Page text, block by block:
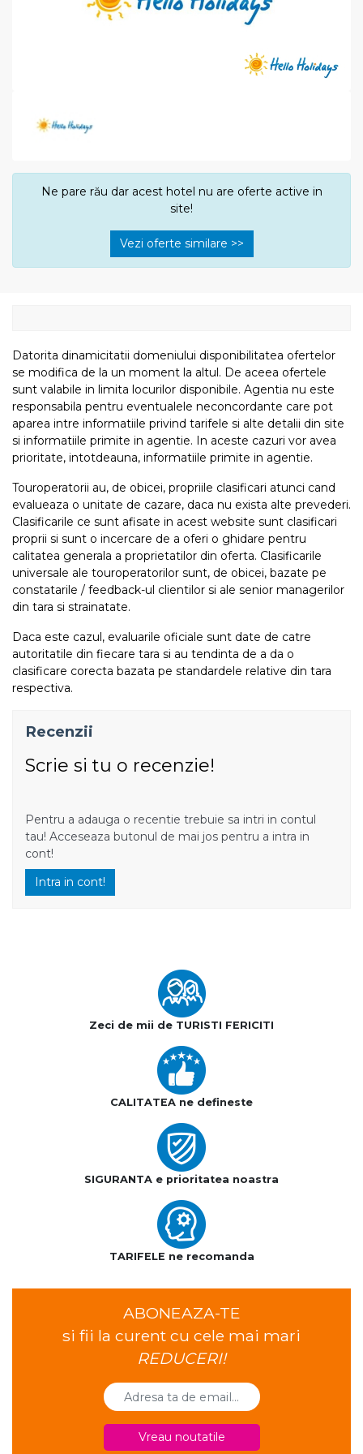
Ne pare rău dar acest hotel nu are oferte active in
site!
Vezi oferte similare >>
Datorita dinamicitatii domeniului disponibilitatea ofertelor
se modifica de la un moment la altul. De aceea ofertele
sunt valabile in limita locurilor disponibile. Agentia nu este
responsabila pentru eventualele neconcordante care pot
aparea intre informatiile privind tarifele si alte detalii din site
si informatiile primite in agentie. In aceste cazuri vor avea
prioritate, intotdeauna, informatiile primite in agentie.
Touroperatorii au, de obicei, propriile clasificari atunci cand
evalueaza o unitate de cazare, daca nu exista alte prevederi.
Clasificarile ce sunt afisate in acest website sunt clasificari
proprii si sunt o incercare de a oferi o ghidare pentru
calitatea generala a proprietatilor din oferta. Clasificarile
universale ale touroperatorilor sunt, de obicei, bazate pe
constatarile / feedback-ul clientilor si ale senior managerilor
din tara si strainatate.
Daca este cazul, evaluarile oficiale sunt date de catre
autoritatile din fiecare tara si au tendinta de a da o
clasificare corecta bazata pe standardele relative din tara
respectiva.
Recenzii
Scrie si tu o recenzie!
Pentru a adauga o recentie trebuie sa intri in contul
tau! Acceseaza butonul de mai jos pentru a intra in
cont!
Intra in cont!
Zeci de mii de TURISTI FERICITI
CALITATEA ne defineste
SIGURANTA e prioritatea noastra
TARIFELE ne recomanda
ABONEAZA-TE
si fii la curent cu cele mai mari
REDUCERI!
Vreau noutatile